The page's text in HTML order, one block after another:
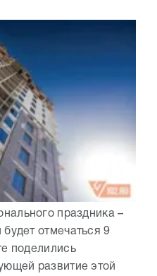
праздника –
отмечаться 9
поделились
развитие этой